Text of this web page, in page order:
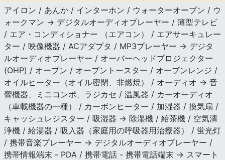
アイロン / あんか / インターホン / ウォーターオーブン / ウ
ォークマン → デジタルオーディオプレーヤー / 薄型テレビ
/ エア・コンディショナー （エアコン） / エアサーキュレー
ター / 映像機器 / ACアダプタ / MP3プレーヤー → デジタ
ルオーディオプレーヤー / オーバーヘッドプロジェクター
(OHP) / オーブン / オーブントースター / オーブンレンジ /
オイルヒーター（オイル密閉、非燃焼） / オーディオ → 音
響機器、ミニコンポ、ラジカセ / 温風器 / カーオーディオ
（車載機器の一種） / カーボンヒーター / 加湿器 / 換気扇 /
キャッシュレジスター / 吸湿器 → 除湿機 / 給茶機 / 空気清
浄機 / 給湯器 / 吸入器（家庭用の呼吸器用治療器） / 蛍光灯
/ 携帯音楽プレーヤー → デジタルオーディオプレーヤー /
携帯情報端末 - PDA / 携帯電話 - 携帯電話端末 → スマート